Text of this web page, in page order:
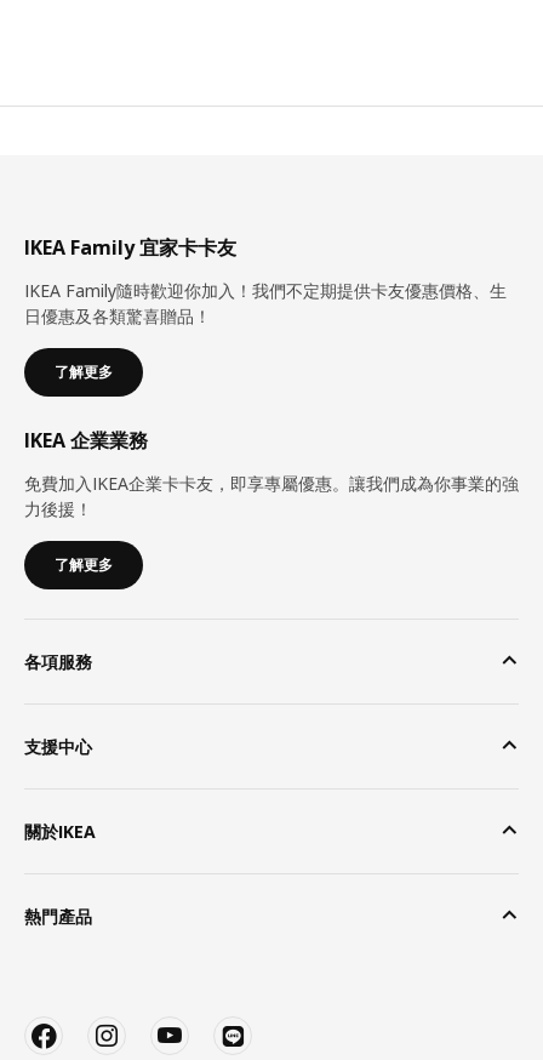
IKEA Family 宜家卡卡友
IKEA Family隨時歡迎你加入！我們不定期提供卡友優惠價格、生
日優惠及各類驚喜贈品！
了解更多
IKEA 企業業務
免費加入IKEA企業卡卡友，即享專屬優惠。讓我們成為你事業的強
力後援！
了解更多
各項服務
支援中心
關於IKEA
熱門產品